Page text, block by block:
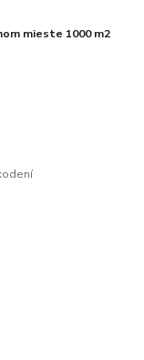
mieste 1000 m2